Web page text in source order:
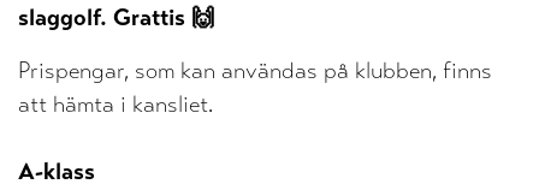
slaggolf. Grattis 🙌
Prispengar, som kan användas på klubben, finns
att hämta i kansliet.
A-klass